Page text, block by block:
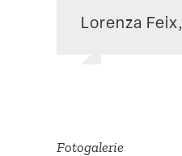
Lorenza Feix,
Fotoga­lerie